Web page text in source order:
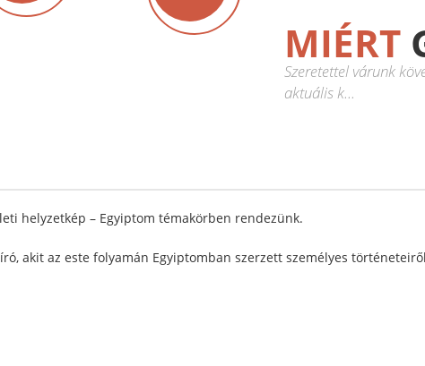
MIÉRT
Szeretettel várunk
aktuális k...
helyzetkép – Egyiptom témakörben rendezünk.
akit az este folyamán Egyiptomban szerzett személyes